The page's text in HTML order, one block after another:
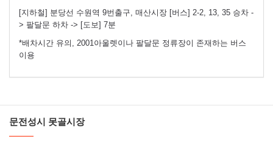
[지하철] 분당선 수원역 9번출구, 매산시장 [버스] 2-2, 13, 35 승차 -
> 팔달문 하차 -> [도보] 7분
*배차시간 유의, 2001아울렛이나 팔달문 정류장이 존재하는 버스
이용
문전성시 못골시장